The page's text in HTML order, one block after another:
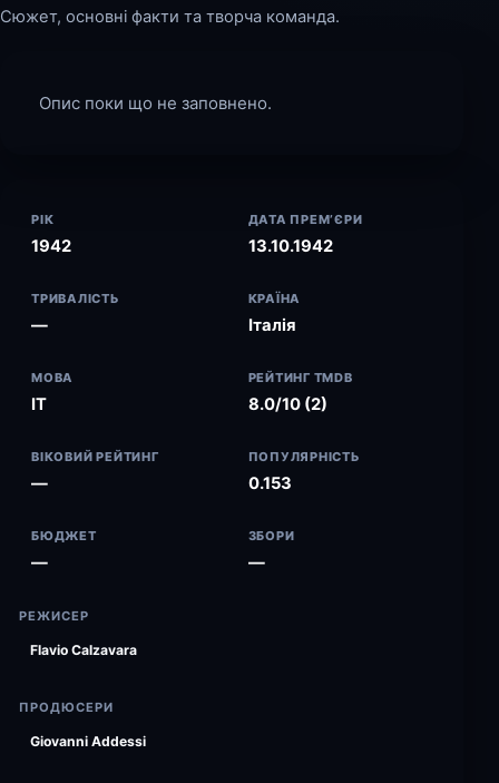
Сюжет, основні факти та творча команда.
Опис поки що не заповнено.
РІК
1942
ДАТА ПРЕМ’ЄРИ
13.10.1942
ТРИВАЛІСТЬ
—
КРАЇНА
Італія
МОВА
IT
РЕЙТИНГ TMDB
8.0/10 (2)
ВІКОВИЙ РЕЙТИНГ
—
ПОПУЛЯРНІСТЬ
0.153
БЮДЖЕТ
—
ЗБОРИ
—
РЕЖИСЕР
Flavio Calzavara
ПРОДЮСЕРИ
Giovanni Addessi